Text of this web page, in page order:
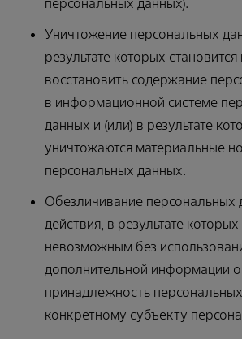
Уничтожение персональных
результате которых
восстановить содержание
в информационной системе
данных и (или) в результате
уничтожаются материальные
персональных данных.
Обезличивание персональных
действия, в результате
невозможным без
дополнительной информации
принадлежность
конкретному субъекту